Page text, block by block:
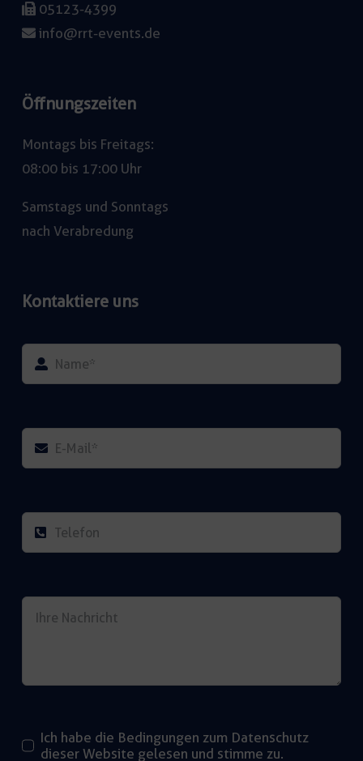
05123-4399
info@rrt-events.de
Öffnungszeiten
Montags bis Freitags:
08:00 bis 17:00 Uhr
Samstags und Sonntags
nach Verabredung
Kontaktiere uns
Ich habe die Bedingungen zum Datenschutz
dieser Website gelesen und stimme zu.